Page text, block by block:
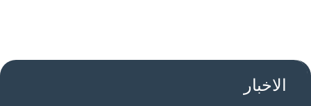
الاخبار